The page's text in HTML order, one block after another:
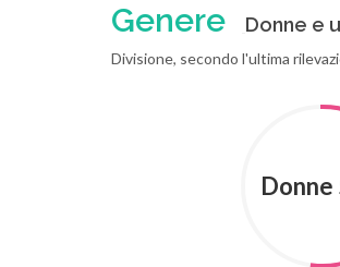
Genere Donne e
Divisione, secondo l'ultima
Donne